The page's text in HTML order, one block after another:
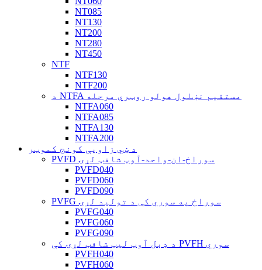
NT085
NT130
NT200
NT280
NT450
NTF
NTF130
NTF200
د NTFA مستقیم نښلول هولو روټري مرحله
NTFA060
NTFA085
NTFA130
NTFA200
د ښي زاویې کونج کموټر
PVFD سوراخ-ان-واحد-آوټ شافټ لړۍ
PVFD040
PVFD060
PVFD090
PVFG سوراخ په سوري کې د تولید لړۍ
PVFG040
PVFG060
PVFG090
د ډبل آوټ لیټ شافټ لړۍ کې PVFH سوري
PVFH040
PVFH060